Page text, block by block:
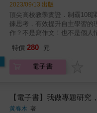
2023/09/13 出版
頂尖高校教學實證．制霸108
鍊思考，有效提升自主學習的理
作？不是寫作文！也不是個人情
論文寫作技巧，有邏輯、有組織的表達觀點或想法。 提供老師教學實證
表與文字混合的跨領域題目
輯思考和素養學習成果。然
同樣的，一篇有論點、有數據的三千字小論文
特價 280 元
電子書
【電子書】我做專題研究
黃春木 著